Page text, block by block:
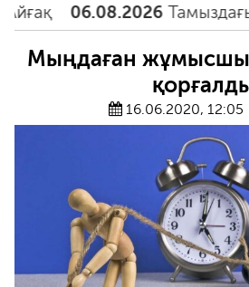
06.08.2026 Тамыздағы
Мыңдаған
16.06.2020, 12:05